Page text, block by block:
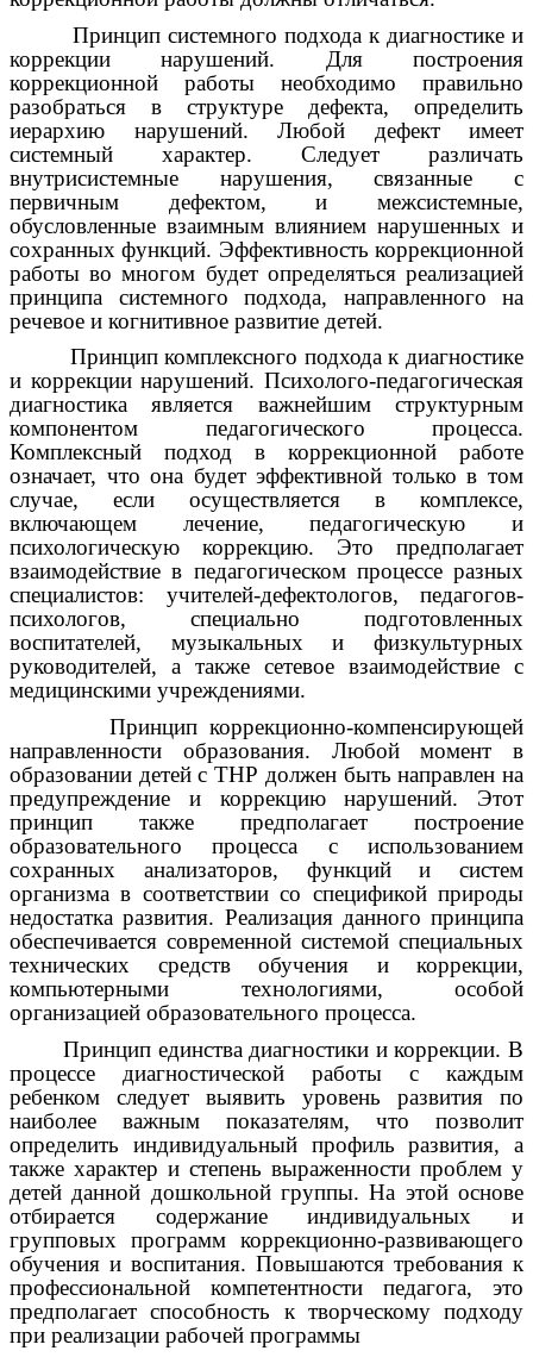
Принцип системного подхода к диагностике и
коррекции нарушений. Для построения
коррекционной работы необходимо правильно
разобраться в структуре дефекта, определить
иерархию нарушений. Любой дефект имеет
системный характер. Следует различать
внутрисистемные нарушения, связанные с
первичным дефектом, и межсистемные,
обусловленные взаимным влиянием нарушенных и
сохранных функций. Эффективность коррекционной
работы во многом будет определяться реализацией
принципа системного подхода, направленного на
речевое и когнитивное развитие детей.
Принцип комплексного подхода к диагностике
и коррекции нарушений. Психолого-педагогическая
диагностика является важнейшим структурным
компонентом педагогического процесса.
Комплексный подход в коррекционной работе
означает, что она будет эффективной только в том
случае, если осуществляется в комплексе,
включающем лечение, педагогическую и
психологическую коррекцию. Это предполагает
взаимодействие в педагогическом процессе разных
специалистов: учителей-дефектологов, педагогов-
психологов, специально подготовленных
воспитателей, музыкальных и физкультурных
руководителей, а также сетевое взаимодействие с
медицинскими учреждениями.
Принцип коррекционно-компенсирующей
направленности образования. Любой момент в
образовании детей с ТНР должен быть направлен на
предупреждение и коррекцию нарушений. Этот
принцип также предполагает построение
образовательного процесса с использованием
сохранных анализаторов, функций и систем
организма в соответствии со спецификой природы
недостатка развития. Реализация данного принципа
обеспечивается современной системой специальных
технических средств обучения и коррекции,
компьютерными технологиями, особой
организацией образовательного процесса.
Принцип единства диагностики и коррекции. В
процессе диагностической работы с каждым
ребенком следует выявить уровень развития по
наиболее важным показателям, что позволит
определить индивидуальный профиль развития, а
также характер и степень выраженности проблем у
детей данной дошкольной группы. На этой основе
отбирается содержание индивидуальных и
групповых программ коррекционно-развивающего
обучения и воспитания. Повышаются требования к
профессиональной компетентности педагога, это
предполагает способность к творческому подходу
при реализации рабочей программы